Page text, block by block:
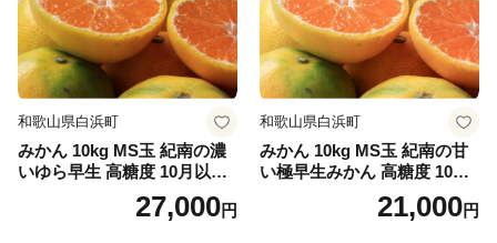
和歌山県白浜町
みかん 10kg MS玉 紀南の濃
いゆら早生 高糖度 10月以降
発送 マルチ被覆栽培27,000円
和歌山県白浜町
みかん 10kg MS玉 紀南の甘
い極早生みかん 高糖度 10月
以降発送 マルチ被覆栽培
21,000円